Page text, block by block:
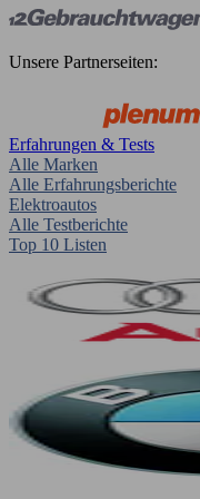
Unsere Partnerseiten:
Erfahrungen & Tests
Alle Marken
Alle Erfahrungsberichte
Elektroautos
Alle Testberichte
Top 10 Listen